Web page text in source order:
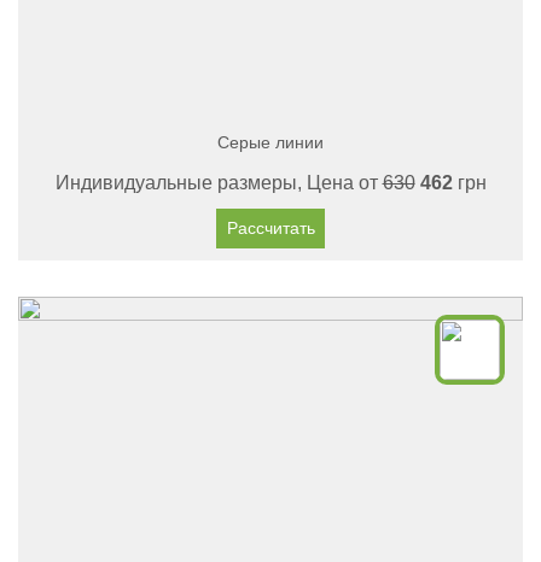
Серые линии
Индивидуальные размеры, Цена от630 462грн
Рассчитать